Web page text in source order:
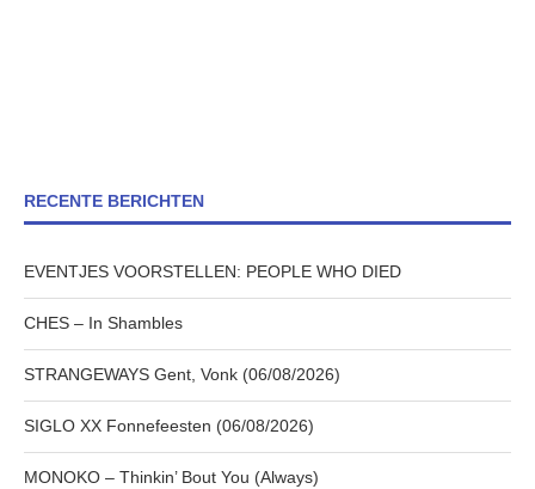
RECENTE BERICHTEN
EVENTJES VOORSTELLEN: PEOPLE WHO DIED
CHES – In Shambles
STRANGEWAYS Gent, Vonk (06/08/2026)
SIGLO XX Fonnefeesten (06/08/2026)
MONOKO – Thinkin’ Bout You (Always)